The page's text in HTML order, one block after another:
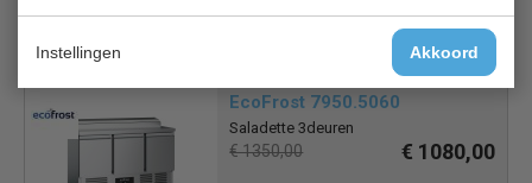
Instellingen Akkoord
Saladette bekijken
EcoFrost 7950.5060
Saladette 3deuren
€ 1350,00 € 1080,00